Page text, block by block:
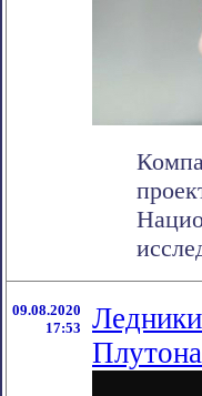
09.08.2020
17:53